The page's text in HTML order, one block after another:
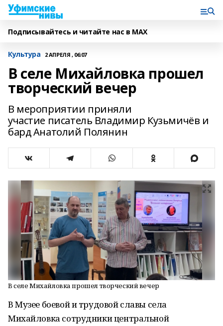
Подписывайтесь и читайте нас в MAX
Культура 2 АПРЕЛЯ , 06:07
В селе Михайловка прошел
творческий вечер
В мероприятии приняли
участие писатель Владимир Кузьмичёв и
бард Анатолий Полянин
В селе Михайловка прошел творческий вечер
В Музее боевой и трудовой славы села
Михайловка сотрудники центральной